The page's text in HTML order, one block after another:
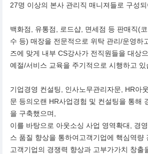
27명 이상의 본사 관리직 매니져들로 구성되
백화점, 유통점, 로드샵, 면세점 등 판매직(
수 등) 매장을 전문적으로 위탁 관리/운영하
즈에 맞게 내부 CS강사가 전직원들을 대상
예절/서비스 교육을 주기적으로 시행하고 있
기업경영 컨설팅, 인사노무관리자문, HR아
문 등의오랜 HR사업경험 및 컨설팅을 통해
을 구축했으며,
이를 바탕으로 아웃소싱 사업 영역확대, 경
스 품질 향상을 통하여고객기업에 핵심역량
고객기업의 경쟁력 향상과 고부가가치 창출